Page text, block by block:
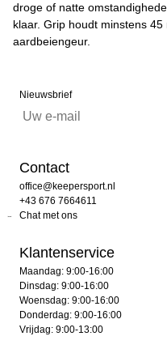
droge of natte
klaar. Grip houdt minstens
aardbeiengeur.
Nieuwsbrief
Contact
office@keepersport.nl
+43 676 7664611
Chat met ons
Klantenservice
Maandag: 9:00-16:00
Dinsdag: 9:00-16:00
Woensdag: 9:00-16:00
Donderdag: 9:00-16:00
Vrijdag: 9:00-13:00